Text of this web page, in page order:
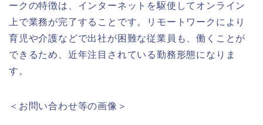
ークの特徴は、インターネットを駆使してオンライン
上で業務が完了することです。リモートワークにより
育児や介護などで出社が困難な従業員も、働くことが
できるため、近年注目されている勤務形態になりま
す。
＜お問い合わせ等の画像＞